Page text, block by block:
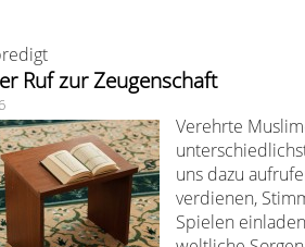
Ruf zur Zeugenschaft
Verehrte
uns dazu
verdienen,
Spielen